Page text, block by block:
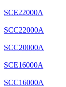
SCE22000A
SCC22000A
SCC20000A
SCE16000A
SCC16000A